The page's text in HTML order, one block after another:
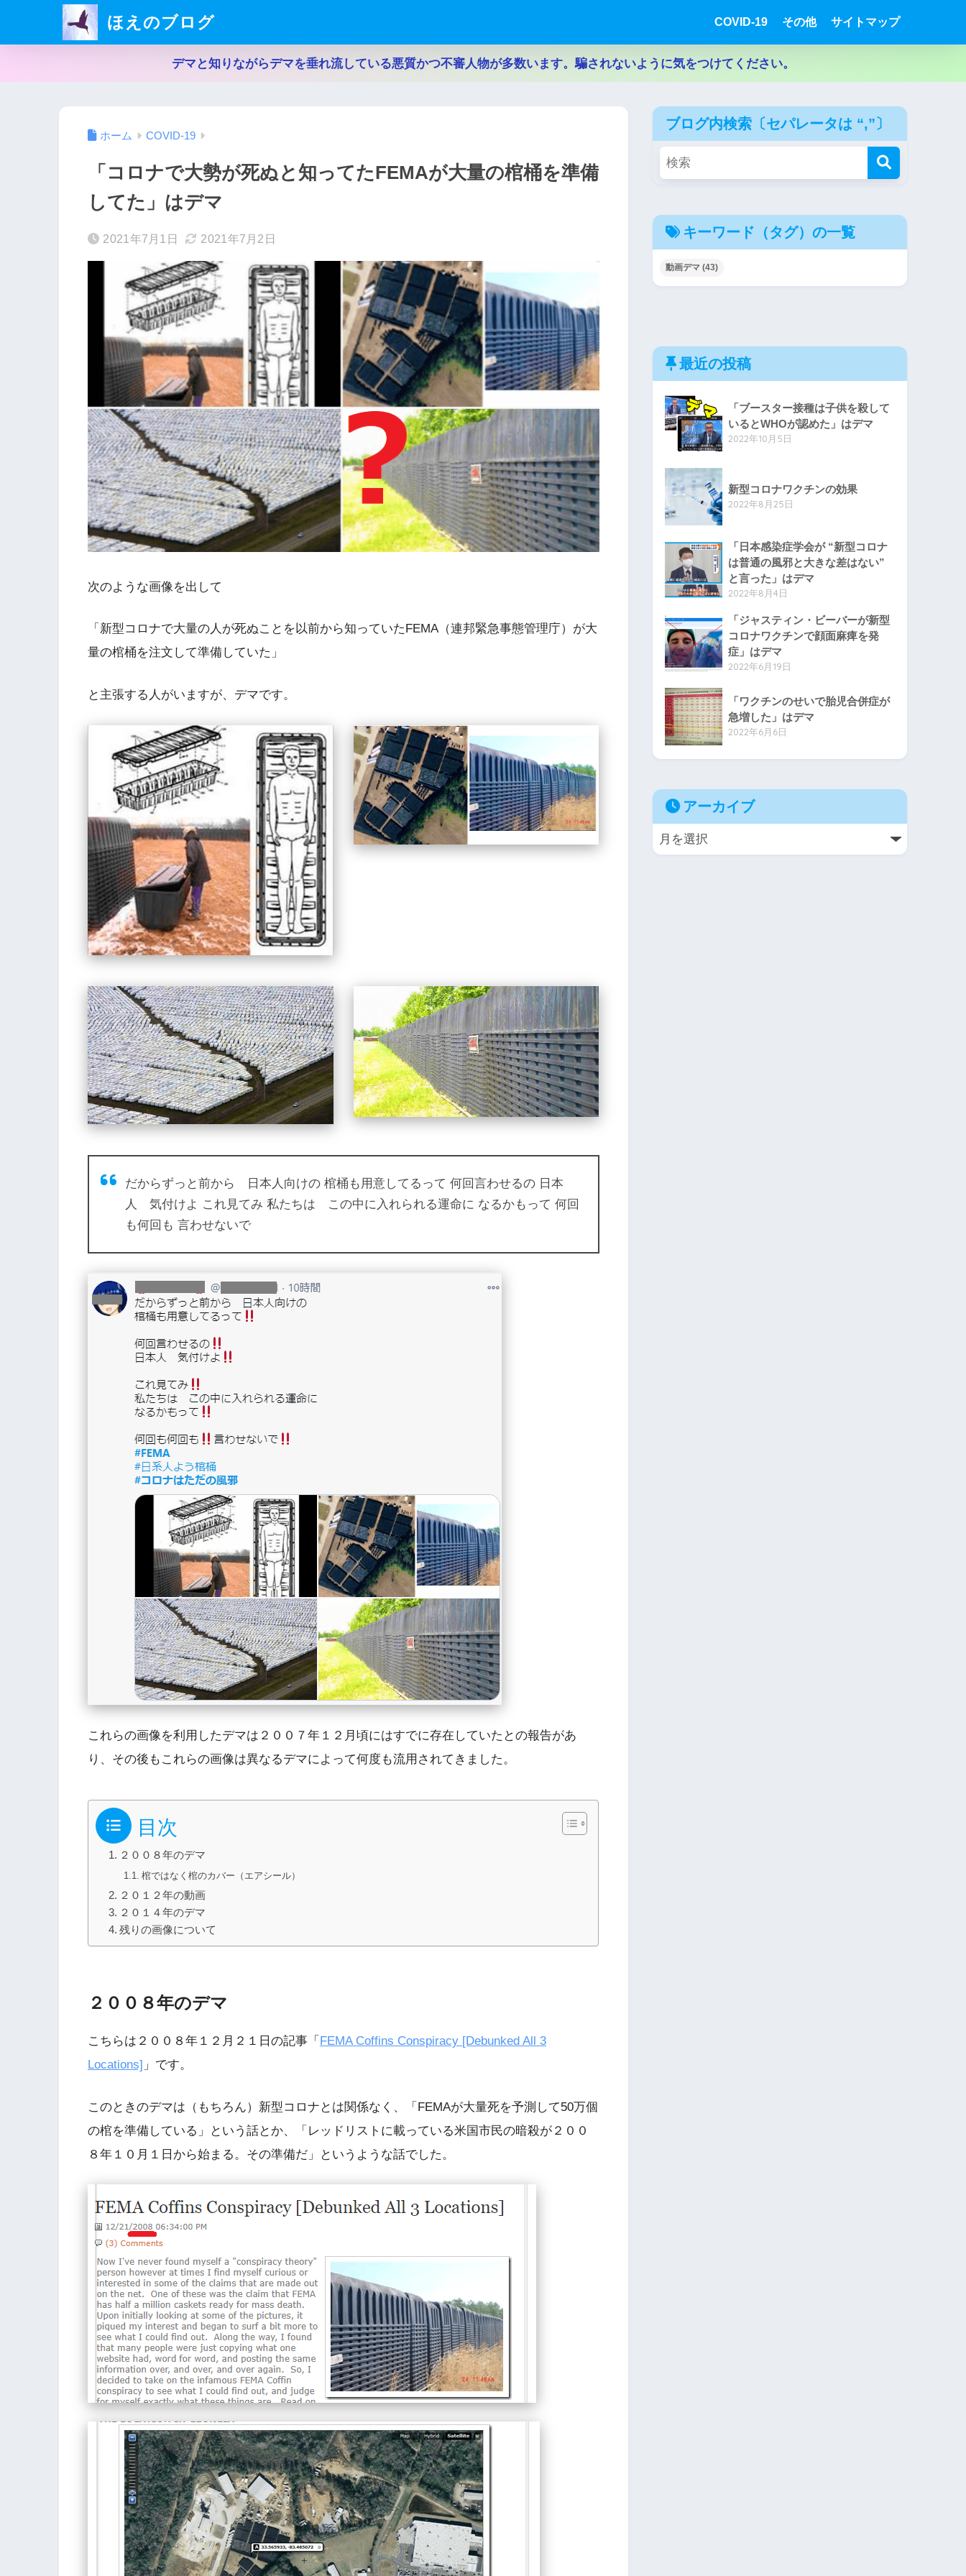
ほえのブログ COVID-19 その他 サイトマップ
デマと知りながらデマを垂れ流している悪質かつ不審人物が多数います。騙されないように気をつけてください。
ホーム COVID-19
「コロナで大勢が死ぬと知ってたFEMAが大量の棺桶を準備
してた」はデマ
2021年7月1日 2021年7月2日
次のような画像を出して
「新型コロナで大量の人が死ぬことを以前から知っていたFEMA（連邦緊急事態管理庁）が大
量の棺桶を注文して準備していた」
と主張する人がいますが、デマです。
だからずっと前から 日本人向けの 棺桶も用意してるって 何回言わせるの 日本
人 気付けよ これ見てみ 私たちは この中に入れられる運命に なるかもって 何回
も何回も 言わせないで
これらの画像を利用したデマは２００７年１２月頃にはすでに存在していたとの報告があ
り、その後もこれらの画像は異なるデマによって何度も流用されてきました。
目次
２００８年のデマ
棺ではなく棺のカバー（エアシール）
２０１２年の動画
２０１４年のデマ
残りの画像について
２００８年のデマ
こちらは２００８年１２月２１日の記事「 FEMA Coffins Conspiracy [Debunked All 3
Locations] 」です。
このときのデマは（もちろん）新型コロナとは関係なく、「FEMAが大量死を予測して50万個
の棺を準備している」という話とか、「レッドリストに載っている米国市民の暗殺が２００
８年１０月１日から始まる。その準備だ」というような話でした。
ブログ内検索〔セパレータは “,”〕
キーワード（タグ）の一覧
動画デマ (43)
最近の投稿
「ブースター接種は子供を殺して
いるとWHOが認めた」はデマ
2022年10月5日
新型コロナワクチンの効果
2022年8月25日
「日本感染症学会が “新型コロナ
は普通の風邪と大きな差はない”
と言った」はデマ
2022年8月4日
「ジャスティン・ビーバーが新型
コロナワクチンで顔面麻痺を発
症」はデマ
2022年6月19日
「ワクチンのせいで胎児合併症が
急増した」はデマ
2022年6月6日
アーカイブ